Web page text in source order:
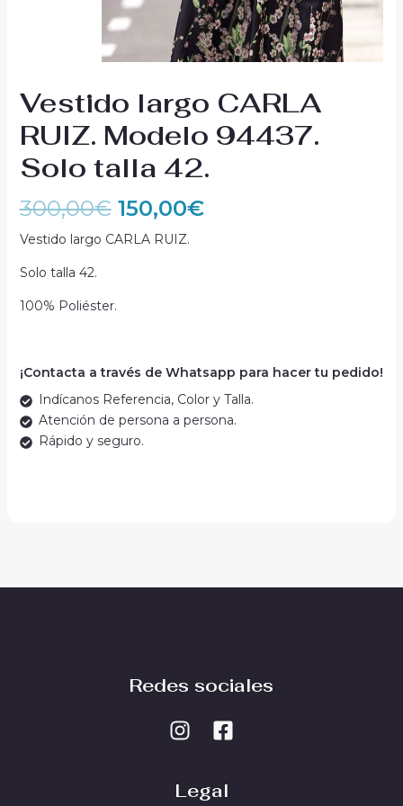
Vestido largo CARLA
RUIZ. Modelo 94437.
Solo talla 42.
300,00€ 150,00€
Vestido largo CARLA RUIZ.
Solo talla 42.
100% Poliéster.
¡Contacta a través de Whatsapp para hacer tu pedido!
Indícanos Referencia, Color y Talla.
Atención de persona a persona.
Rápido y seguro.
Redes sociales
Legal